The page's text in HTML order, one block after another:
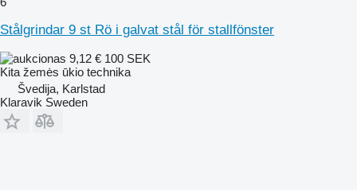
Stålgrindar 9 st Rö i galvat stål för stallfönster
9,12 € 100 SEK
Kita žemės ūkio technika
Švedija, Karlstad
Klaravik Sweden